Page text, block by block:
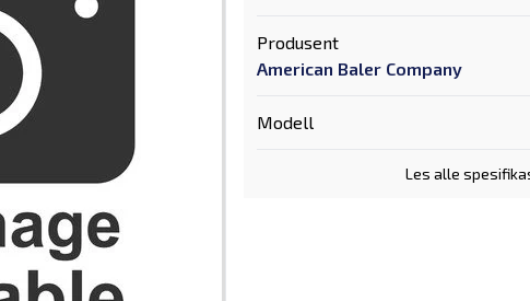
Produsent
American Baler Company
Modell
Les alle